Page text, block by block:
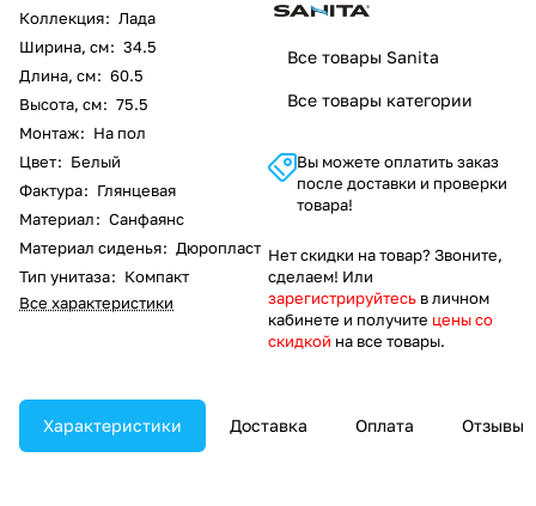
Коллекция: Лада
Ширина, см: 34.5
Длина, см: 60.5
Высота, см: 75.5
Монтаж: На пол
Цвет: Белый
Фактура: Глянцевая
Материал: Санфаянс
Материал сиденья: Дюропласт
Тип унитаза: Компакт
Все характеристики
Все товары Sanita
Все товары категории
Вы можете оплатить заказ
после доставки и проверки
товара!
Нет скидки на товар? Звоните,
сделаем! Или
зарегистрируйтесь в личном
кабинете и получите цены со
скидкой на все товары.
Характеристики Доставка Оплата Отзывы